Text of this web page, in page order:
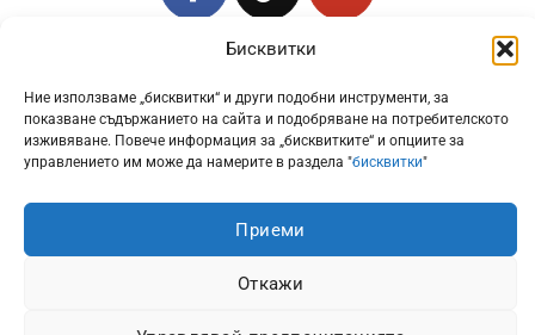
Бисквитки
Ние използваме „бисквитки“ и други подобни инструменти, за
показване съдържанието на сайта и подобряване на потребителското
изживяване. Повече информация за „бисквитките“ и опциите за
управлението им може да намерите в раздела "бисквитки"
Приеми
Откажи
Всички цени са с включено 20% ДДС